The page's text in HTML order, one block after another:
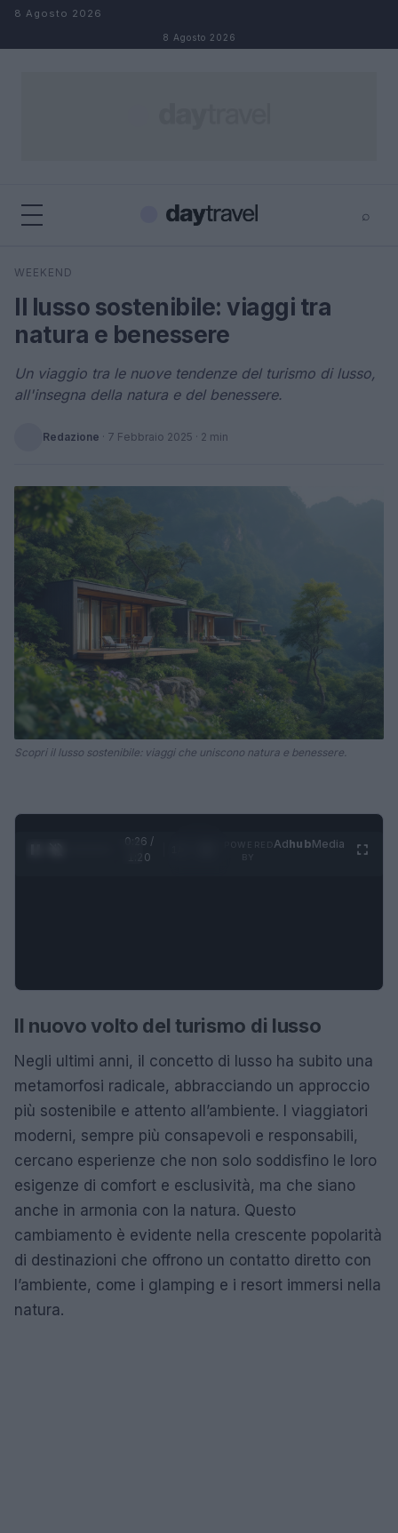
Salta al contenuto
8 Agosto 2026
8 Agosto 2026
⌕
Cerca
WEEKEND
Il lusso sostenibile: viaggi tra
natura e benessere
Un viaggio tra le nuove tendenze del turismo di lusso,
all'insegna della natura e del benessere.
Redazione · 7 Febbraio 2025 · 2 min
Scopri il lusso sostenibile: viaggi che uniscono natura e benessere.
0:27 /
1:20
AdhubMedia
Il nuovo volto del turismo di lusso
Negli ultimi anni, il concetto di lusso ha subito una
metamorfosi radicale, abbracciando un approccio
più sostenibile e attento all’ambiente. I viaggiatori
moderni, sempre più consapevoli e responsabili,
cercano esperienze che non solo soddisfino le loro
esigenze di comfort e esclusività, ma che siano
anche in armonia con la natura. Questo
cambiamento è evidente nella crescente popolarità
di destinazioni che offrono un contatto diretto con
l’ambiente, come i glamping e i resort immersi nella
natura.